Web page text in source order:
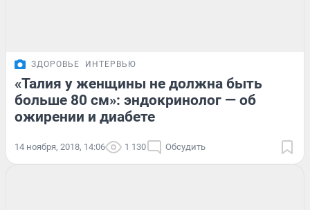
ЗДОРОВЬЕ ИНТЕРВЬЮ
«Талия у женщины не должна быть
больше 80 см»: эндокринолог — об
ожирении и диабете
14 ноября, 2018, 14:06 1 130 Обсудить